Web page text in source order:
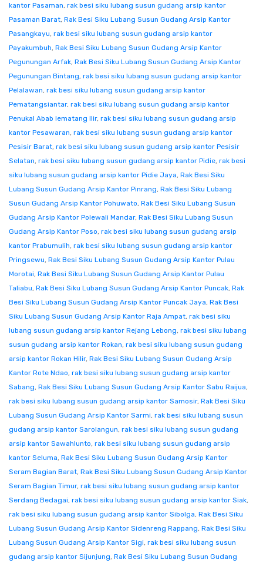
kantor Pasaman, rak besi siku lubang susun gudang arsip kantor
Pasaman Barat, Rak Besi Siku Lubang Susun Gudang Arsip Kantor
Pasangkayu, rak besi siku lubang susun gudang arsip kantor
Payakumbuh, Rak Besi Siku Lubang Susun Gudang Arsip Kantor
Pegunungan Arfak, Rak Besi Siku Lubang Susun Gudang Arsip Kantor
Pegunungan Bintang, rak besi siku lubang susun gudang arsip kantor
Pelalawan, rak besi siku lubang susun gudang arsip kantor
Pematangsiantar, rak besi siku lubang susun gudang arsip kantor
Penukal Abab lematang Ilir, rak besi siku lubang susun gudang arsip
kantor Pesawaran, rak besi siku lubang susun gudang arsip kantor
Pesisir Barat, rak besi siku lubang susun gudang arsip kantor Pesisir
Selatan, rak besi siku lubang susun gudang arsip kantor Pidie, rak besi
siku lubang susun gudang arsip kantor Pidie Jaya, Rak Besi Siku
Lubang Susun Gudang Arsip Kantor Pinrang, Rak Besi Siku Lubang
Susun Gudang Arsip Kantor Pohuwato, Rak Besi Siku Lubang Susun
Gudang Arsip Kantor Polewali Mandar, Rak Besi Siku Lubang Susun
Gudang Arsip Kantor Poso, rak besi siku lubang susun gudang arsip
kantor Prabumulih, rak besi siku lubang susun gudang arsip kantor
Pringsewu, Rak Besi Siku Lubang Susun Gudang Arsip Kantor Pulau
Morotai, Rak Besi Siku Lubang Susun Gudang Arsip Kantor Pulau
Taliabu, Rak Besi Siku Lubang Susun Gudang Arsip Kantor Puncak, Rak
Besi Siku Lubang Susun Gudang Arsip Kantor Puncak Jaya, Rak Besi
Siku Lubang Susun Gudang Arsip Kantor Raja Ampat, rak besi siku
lubang susun gudang arsip kantor Rejang Lebong, rak besi siku lubang
susun gudang arsip kantor Rokan, rak besi siku lubang susun gudang
arsip kantor Rokan Hilir, Rak Besi Siku Lubang Susun Gudang Arsip
Kantor Rote Ndao, rak besi siku lubang susun gudang arsip kantor
Sabang, Rak Besi Siku Lubang Susun Gudang Arsip Kantor Sabu Raijua,
rak besi siku lubang susun gudang arsip kantor Samosir, Rak Besi Siku
Lubang Susun Gudang Arsip Kantor Sarmi, rak besi siku lubang susun
gudang arsip kantor Sarolangun, rak besi siku lubang susun gudang
arsip kantor Sawahlunto, rak besi siku lubang susun gudang arsip
kantor Seluma, Rak Besi Siku Lubang Susun Gudang Arsip Kantor
Seram Bagian Barat, Rak Besi Siku Lubang Susun Gudang Arsip Kantor
Seram Bagian Timur, rak besi siku lubang susun gudang arsip kantor
Serdang Bedagai, rak besi siku lubang susun gudang arsip kantor Siak,
rak besi siku lubang susun gudang arsip kantor Sibolga, Rak Besi Siku
Lubang Susun Gudang Arsip Kantor Sidenreng Rappang, Rak Besi Siku
Lubang Susun Gudang Arsip Kantor Sigi, rak besi siku lubang susun
gudang arsip kantor Sijunjung, Rak Besi Siku Lubang Susun Gudang